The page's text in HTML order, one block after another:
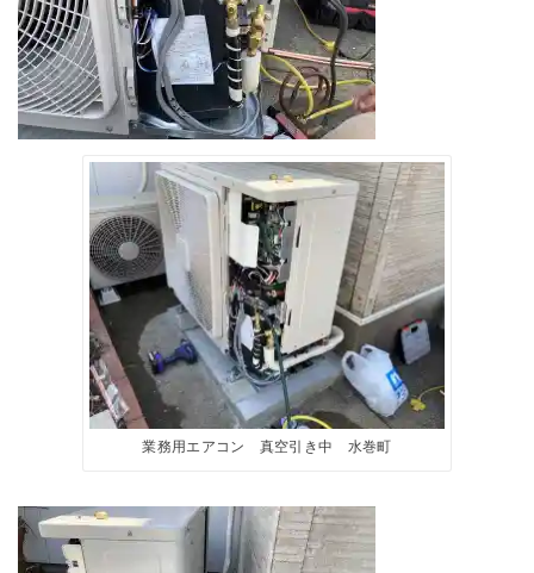
業務用エアコン 真空引き中 水巻町